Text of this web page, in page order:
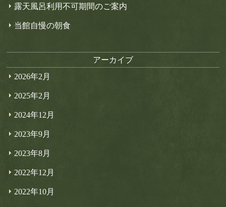
露天風呂利用不可期間のご案内
当館自慢の朝食
アーカイブ
2026年2月
2025年2月
2024年12月
2023年9月
2023年8月
2022年12月
2022年10月